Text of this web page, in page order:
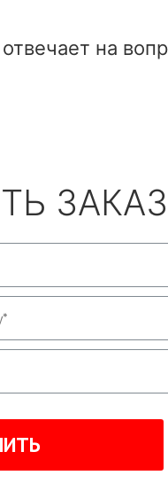
на
ЗАКАЗ